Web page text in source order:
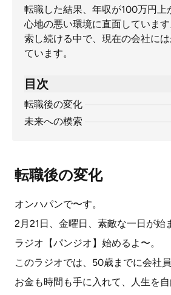
転職した結果、年収が100万円上
心地の悪い環境に直面していま
索し続ける中で、現在の会社に
ています。
目次
転職後の変化
未来への模索
転職後の変化
オンハパンで〜す。
2月21日、金曜日、素敵な一日が始
ラジオ【パンジオ】始めるよ〜。
このラジオでは、50歳までに会社員
お金も時間も手に入れて、人生を自